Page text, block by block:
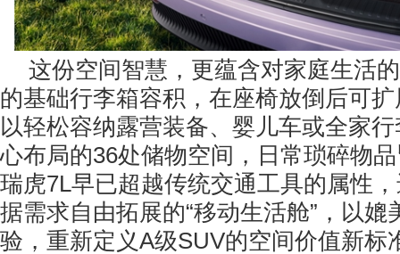
这份空间智慧，更蕴含对家庭生活
的基础行李箱容积，在座椅放倒后可
以轻松容纳露营装备、婴儿车或全家
心布局的36处储物空间，日常琐碎物
瑞虎7L早已超越传统交通工具的属性
据需求自由拓展的“移动生活舱”，以媲
验，重新定义A级SUV的空间价值新标